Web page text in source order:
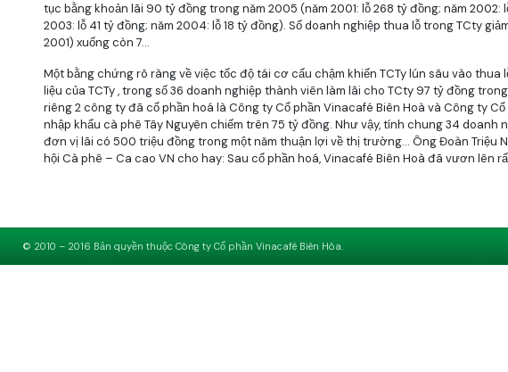
tục bằng khoản lãi 90 tỷ đồng trong năm 2005 (năm 2001: lỗ 268 tỷ đồng; năm 2002:
2003: lỗ 41 tỷ đồng; năm 2004: lỗ 18 tỷ đồng). Số doanh nghiệp thua lỗ trong TCty
2001) xuống còn 7…
Một bằng chứng rõ ràng về việc tốc độ tái cơ cấu chậm khiến TCTy lún sâu vào thua
liệu của TCTy , trong số 36 doanh nghiệp thành viên làm lãi cho TCty 97 tỷ đồng
riêng 2 công ty đã cổ phần hoá là Công ty Cổ phần Vinacafé Biên Hoà và Công ty
nhập khẩu cà phê Tây Nguyên chiếm trên 75 tỷ đồng. Như vậy, tính chung 34 doanh
đơn vị lãi có 500 triệu đồng trong một năm thuận lợi về thị trường… Ông Đoàn Triệu
hội Cà phê – Ca cao VN cho hay: Sau cổ phần hoá, Vinacafé Biên Hoà đã vươn lên
thế giới)…
© 2010 – 2016 Bản quyền thuộc Công ty Cổ phần Vinacafé Biên Hòa.